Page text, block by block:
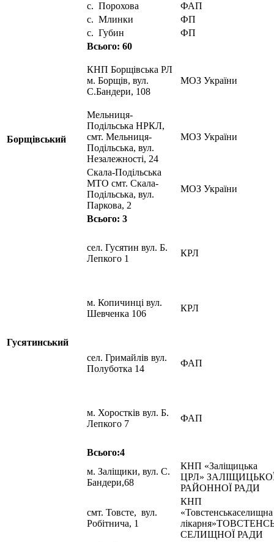
с. Порохова
ФАП
с. Млинки
ФП
с. Губин
ФП
Всього: 60
Борщівський
КНП Борщівська РЛ
м. Борщів, вул.
С.Бандери, 108
МОЗ України
Мельниця-
Подільська НРКЛ,
смт. Мельниця-
Подільська, вул.
Незалежності, 24
МОЗ України
Скала-Подільська
МТО смт. Скала-
Подільська, вул.
Паркова, 2
МОЗ України
Всього: 3
Гусятинський
сел. Гусятин вул. Б.
Лепкого 1
КРЛ
м. Копичинці вул.
Шевченка 106
КРЛ
сел. Гримайлів вул.
Полуботка 14
ФАП
м. Хоростків вул. Б.
Лепкого 7
ФАП
Всього:4
м. Заліщики, вул. С.
Бандери,68
КНП «Заліщицька
ЦРЛ»
РАЙОННОЇ РАДИ
смт. Товсте, вул.
Робітнича, 1
КНП
«Товстенськаселищна
СЕЛИЩНОЇ РАДИ